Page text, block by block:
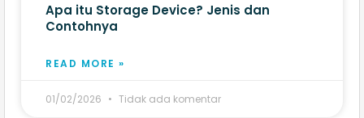
Apa itu Storage Device? Jenis dan
Contohnya
READ MORE »
01/02/2026 Tidak ada komentar